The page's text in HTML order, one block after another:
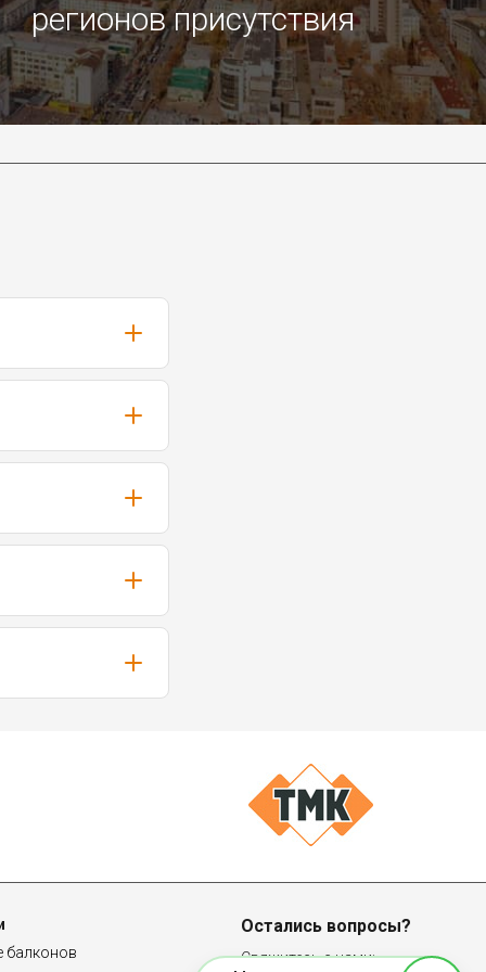
регионов присутствия
балконов
Остались вопросы?
Свяжитесь с нами: